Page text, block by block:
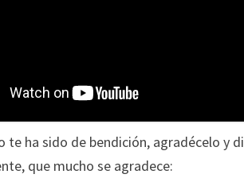
te ha sido de bendición, agradécelo y
que mucho se agradece: